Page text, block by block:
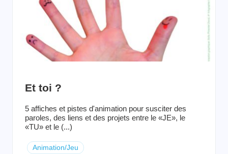
Et toi ?
5 affiches et pistes d'animation pour susciter des
paroles, des liens et des projets entre le «JE», le
«TU» et le (...)
Animation/Jeu